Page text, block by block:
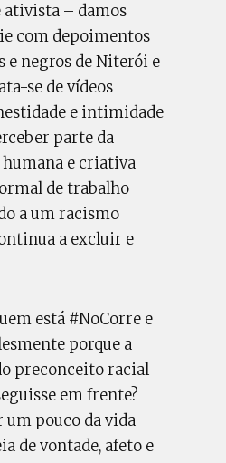
ativista – damos
com depoimentos
e negros de Niterói e
se de vídeos
e intimidade
parte da
e criativa
de trabalho
a um racismo
a excluir e
está #NoCorre e
porque a
preconceito racial
em frente?
um pouco da vida
de vontade, afeto e